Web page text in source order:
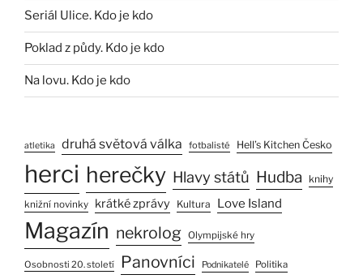
Seriál Ulice. Kdo je kdo
Poklad z půdy. Kdo je kdo
Na lovu. Kdo je kdo
atletika druhá světová válka fotbalisté Hell’s Kitchen Česko
herci herečky Hlavy států Hudba knihy
knižní novinky krátké zprávy Kultura Love Island
Magazín nekrolog Olympijské hry
Osobnosti 20. století Panovníci Podnikatelé Politika